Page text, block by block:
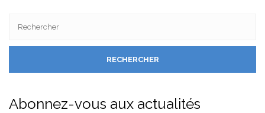
Abonnez-vous aux actualités